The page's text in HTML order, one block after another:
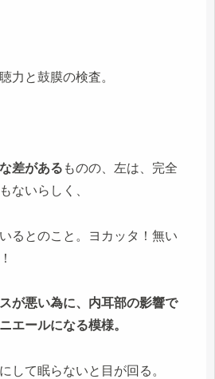
力と鼓膜の検査。
差がある ものの、左は、完全
ないらしく、
るとのこと。ヨカッタ！無い
が悪い為に、内耳部の影響で
エールになる模様。
して眠らないと目が回る。